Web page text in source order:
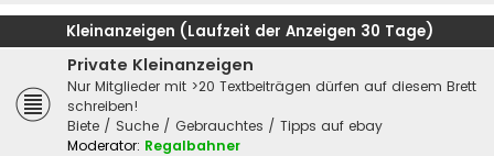
Kleinanzeigen (Laufzeit der Anzeigen 30 Tage)
Private Kleinanzeigen
Nur Mitglieder mit >20 Textbeiträgen dürfen auf diesem Brett
schreiben!
Biete / Suche / Gebrauchtes / Tipps auf ebay
Moderator: Regalbahner